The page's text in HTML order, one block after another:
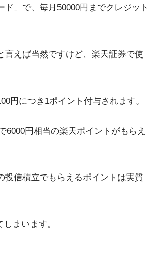
」で、毎月50000円までクレジット
えば当然ですけど、楽天証券で使
円につき1ポイント付与されます。
6000円相当の楽天ポイントがもらえ
投信積立でもらえるポイントは実質
まいます。